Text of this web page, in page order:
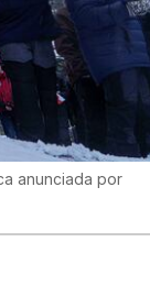
anunciada por